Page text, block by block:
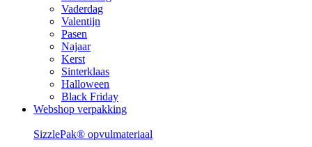
Vaderdag
Valentijn
Pasen
Najaar
Kerst
Sinterklaas
Halloween
Black Friday
Webshop verpakking
SizzlePak® opvulmateriaal